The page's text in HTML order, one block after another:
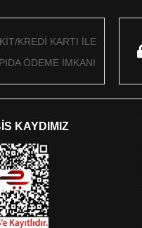
KREDİ KARTI İLE
ÖDEME İMKANI
KAYDIMIZ